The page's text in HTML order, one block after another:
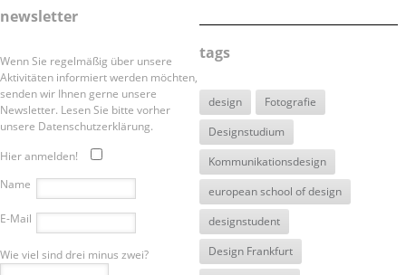
newsletter
Wenn Sie regelmäßig über unsere
Aktivitäten informiert werden möchten,
senden wir Ihnen gerne unsere
Newsletter. Lesen Sie bitte vorher
unsere Datenschutzerklärung.
Hier anmelden!
Name
E-Mail
Wie viel sind drei minus zwei?
tags
design
Fotografie
Designstudium
Kommunikationsdesign
european school of design
designstudent
Design Frankfurt